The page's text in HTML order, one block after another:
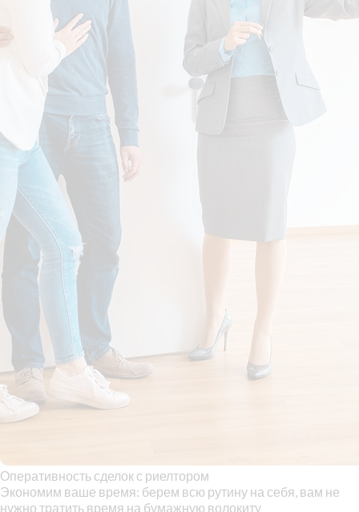
Оперативность сделок с риелтором
Экономим ваше время: берем всю рутину на себя, вам не
нужно тратить время на бумажную волокиту